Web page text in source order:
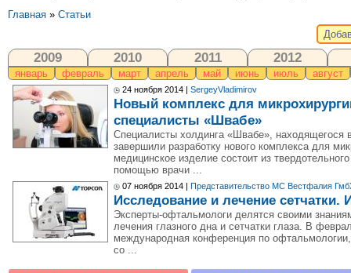
Главная » Статьи
2009 2010 2011 2012
январь февраль март апрель май июнь июль август
24 ноября 2014 | SergeyVladimirov
Новый комплекс для
специалисты «Швабе»
Специалисты холдинга «Швабе», находящегося
завершили разработку нового комплекса для
медицинское изделие состоит из
помощью врачи ...
07 ноября 2014 | Представительство МС Вестфалия
Исследование и лечение сетчатки.
Эксперты-офтальмологи делятся своими
лечения глазного дна и сетчатки глаза. В
международная конференция по
со ...